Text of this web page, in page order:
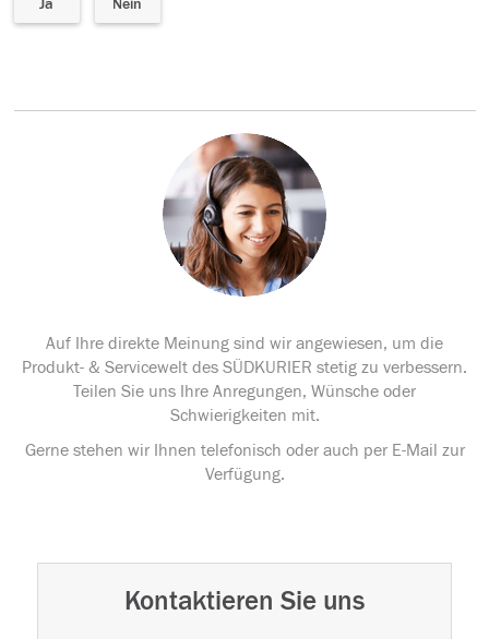
Ja Nein
Auf Ihre direkte Meinung sind wir angewiesen, um die
Produkt- & Servicewelt des SÜDKURIER stetig zu verbessern.
Teilen Sie uns Ihre Anregungen, Wünsche oder
Schwierigkeiten mit.
Gerne stehen wir Ihnen telefonisch oder auch per E-Mail zur
Verfügung.
Kontaktieren Sie uns